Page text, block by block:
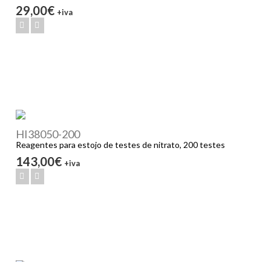
29,00€ +iva
HI38050-200
Reagentes para estojo de testes de nitrato, 200 testes
143,00€ +iva